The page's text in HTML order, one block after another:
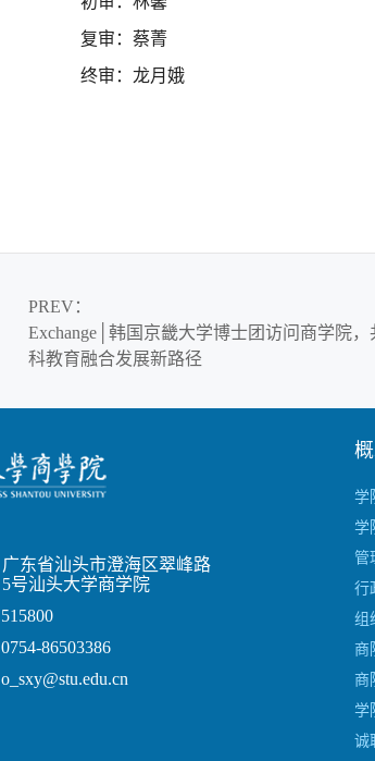
复审：蔡菁
终审：龙月娥
PREV：
Exchange│韩国京畿大学博士团访问商学院
科教育融合发展新路径
广东省汕头市澄海区翠峰路
5号汕头大学商学院
515800
0754-86503386
o_sxy@stu.edu.cn
学
学
管
行
组
商
商
学
诚